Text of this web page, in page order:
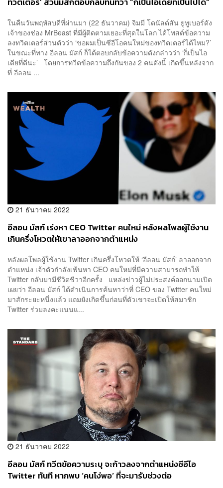
ในคืนวันพฤหัสบดีที่ผ่านมา (22 ธันวาคม) จิมมี โดนัลด์สัน ยูทูเบอร์ดัง
เจ้าของช่อง MrBeast ที่มีผู้ติดตามเยอะที่สุดในโลก ได้โพสต์ข้อความ
ลงทวิตเตอร์ส่วนตัวว่า ‘ขอผมเป็นซีอีโอคนใหม่ของทวิตเตอร์ได้ไหม?’
ในขณะที่ทาง อีลอน มัสก์ ก็ได้ตอบกลับข้อความดังกล่าวว่า ‘ก็เป็นไอ
เดียที่ดีนะ’ โดยการทวีตข้อความถึงกันของ 2 คนดังนี้ เกิดขึ้นหลังจาก
ที่ อีลอน ...
21 ธันวาคม 2022
อีลอน มัสก์ เร่งหา CEO Twitter คนใหม่ หลังผลโพลผู้ใช้งาน
เกินครึ่งโหวตให้เขาลาออกจากตำแหน่ง
หลังผลโพลผู้ใช้งาน Twitter เกินครึ่งโหวตให้ ‘อีลอน มัสก์’ ลาออกจาก
ตำแหน่ง เจ้าตัวกำลังเฟ้นหา CEO คนใหม่ที่มีความสามารถทำให้
Twitter กลับมามีชีวิตชีวาอีกครั้ง แหล่งข่าวผู้ไม่ประสงค์ออกนามเปิด
เผยว่า อีลอน มัสก์ ได้ดำเนินการค้นหาว่าที่ CEO ของ Twitter คนใหม่
มาสักระยะหนึ่งแล้ว แถมยังเกิดขึ้นก่อนที่ตัวเขาจะเปิดให้สมาชิก
Twitter ร่วมลงคะแนนแ...
21 ธันวาคม 2022
อีลอน มัสก์ ทวีตข้อความระบุ จะก้าวลงจากตำแหน่งซีอีโอ
Twitter ทันที หากพบ ‘คนโง่พอ’ ที่จะมารับช่วงต่อ